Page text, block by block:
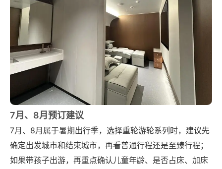
7月、8月预订建议
7月、8月属于暑期出行季，选择重轮游轮系列时，建议先
确定出发城市和结束城市，再看普通行程还是至臻行程；
如果带孩子出游，再重点确认儿童年龄、是否占床、加床